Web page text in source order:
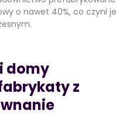
o nawet 40%, co czyni je
domy
z